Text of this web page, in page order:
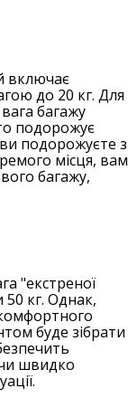
включає
до 20 кг. Для
багажу
подорожує
подорожуєте з
місця, вам
багажу,
"екстреної
кг. Однак,
буде зібрати
швидко